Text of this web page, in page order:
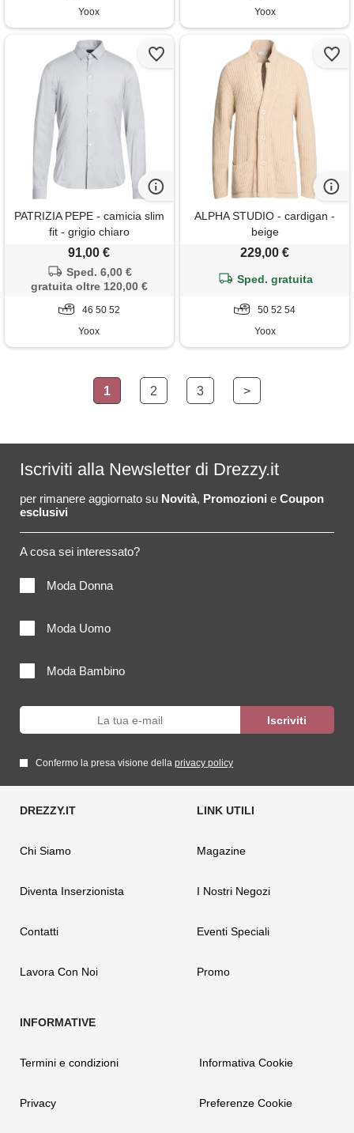
Yoox
Yoox
PATRIZIA PEPE - camicia slim
fit - grigio chiaro
91,00 €
Sped. 6,00 €
gratuita oltre 120,00 €
46 50 52
Yoox
ALPHA STUDIO - cardigan -
beige
229,00 €
Sped. gratuita
50 52 54
Yoox
1 2 3 >
Iscriviti alla Newsletter di Drezzy.it
per rimanere aggiornato su Novità, Promozioni e Coupon
esclusivi
A cosa sei interessato?
Moda Donna
Moda Uomo
Moda Bambino
Confermo la presa visione della privacy policy
Chi Siamo
Diventa Inserzionista
Contatti
Lavora Con Noi
Magazine
I Nostri Negozi
Eventi Speciali
Promo
Termini e condizioni
Privacy
Informativa Cookie
Preferenze Cookie